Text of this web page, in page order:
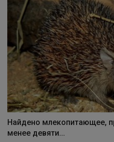
Найдено млекопитающее,
менее девяти...